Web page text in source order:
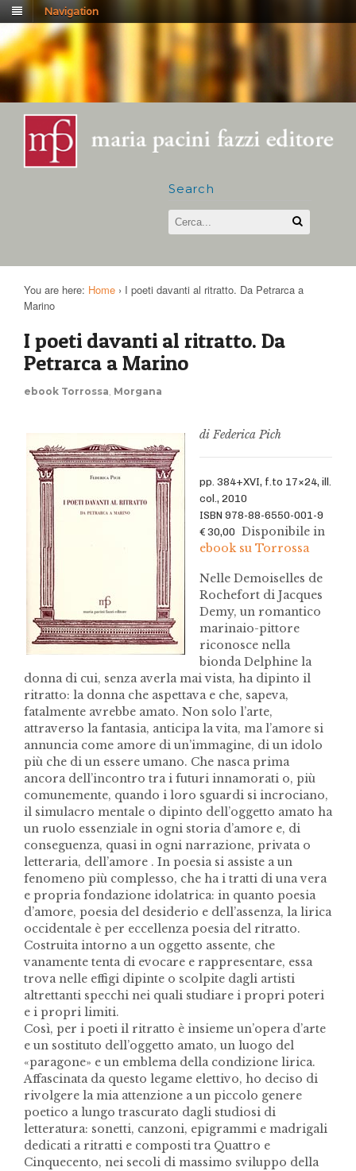
Navigation
Search
You are here: Home › I poeti davanti al ritratto. Da Petrarca a
Marino
I poeti davanti al ritratto. Da
Petrarca a Marino
ebook Torrossa Morgana
di Federica Pich
pp. 384+XVI, f.to 17×24, ill.
col., 2010
ISBN 978-88-6550-001-9
€ 30,00 Disponibile in
ebook su Torrossa
Nelle Demoiselles de
Rochefort di Jacques
Demy, un romantico
marinaio-pittore
riconosce nella
bionda Delphine la
donna di cui, senza averla mai vista, ha dipinto il
ritratto: la donna che aspettava e che, sapeva,
fatalmente avrebbe amato. Non solo l’arte,
attraverso la fantasia, anticipa la vita, ma l’amore si
annuncia come amore di un’immagine, di un idolo
più che di un essere umano. Che nasca prima
ancora dell’incontro tra i futuri innamorati o, più
comunemente, quando i loro sguardi si incrociano,
il simulacro mentale o dipinto dell’oggetto amato ha
un ruolo essenziale in ogni storia d’amore e, di
conseguenza, quasi in ogni narrazione, privata o
letteraria, dell’amore . In poesia si assiste a un
fenomeno più complesso, che ha i tratti di una vera
e propria fondazione idolatrica: in quanto poesia
d’amore, poesia del desiderio e dell’assenza, la lirica
occidentale è per eccellenza poesia del ritratto.
Costruita intorno a un oggetto assente, che
vanamente tenta di evocare e rappresentare, essa
trova nelle effigi dipinte o scolpite dagli artisti
altrettanti specchi nei quali studiare i propri poteri
e i propri limiti.
Così, per i poeti il ritratto è insieme un’opera d’arte
e un sostituto dell’oggetto amato, un luogo del
«paragone» e un emblema della condizione lirica.
Affascinata da questo legame elettivo, ho deciso di
rivolgere la mia attenzione a un piccolo genere
poetico a lungo trascurato dagli studiosi di
letteratura: sonetti, canzoni, epigrammi e madrigali
dedicati a ritratti e composti tra Quattro e
Cinquecento, nei secoli di massimo sviluppo della